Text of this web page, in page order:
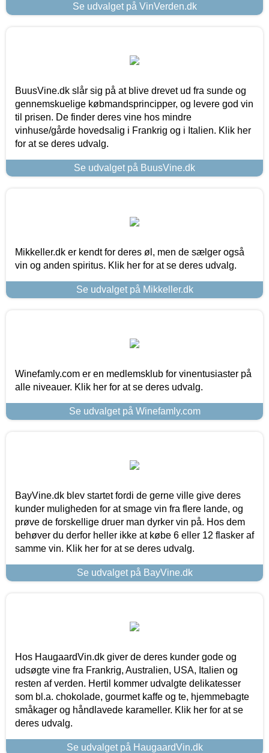
Se udvalget på VinVerden.dk
BuusVine.dk slår sig på at blive drevet ud fra sunde og
gennemskuelige købmandsprincipper, og levere god vin
til prisen. De finder deres vine hos mindre
vinhuse/gårde hovedsalig i Frankrig og i Italien. Klik her
for at se deres udvalg.
Se udvalget på BuusVine.dk
Mikkeller.dk er kendt for deres øl, men de sælger også
vin og anden spiritus. Klik her for at se deres udvalg.
Se udvalget på Mikkeller.dk
Winefamly.com er en medlemsklub for vinentusiaster på
alle niveauer. Klik her for at se deres udvalg.
Se udvalget på Winefamly.com
BayVine.dk blev startet fordi de gerne ville give deres
kunder muligheden for at smage vin fra flere lande, og
prøve de forskellige druer man dyrker vin på. Hos dem
behøver du derfor heller ikke at købe 6 eller 12 flasker af
samme vin. Klik her for at se deres udvalg.
Se udvalget på BayVine.dk
Hos HaugaardVin.dk giver de deres kunder gode og
udsøgte vine fra Frankrig, Australien, USA, Italien og
resten af verden. Hertil kommer udvalgte delikatesser
som bl.a. chokolade, gourmet kaffe og te, hjemmebagte
småkager og håndlavede karameller. Klik her for at se
deres udvalg.
Se udvalget på HaugaardVin.dk